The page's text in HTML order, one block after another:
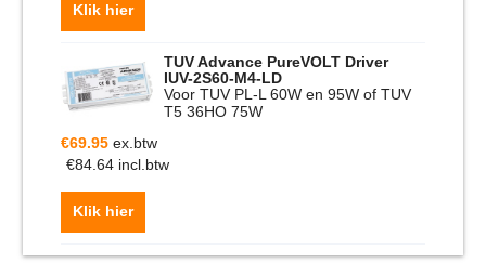
Klik hier
TUV Advance PureVOLT Driver
IUV-2S60-M4-LD
Voor TUV PL-L 60W en 95W of TUV
T5 36HO 75W
€69.95 ex.btw
€84.64 incl.btw
Klik hier